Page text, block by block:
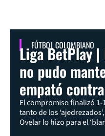
FÚTBOL COLOMBIANO
Liga BetPlay |
no pudo
empató
El compromiso finalizó 1-
tanto de los
Ovelar lo hizo para el